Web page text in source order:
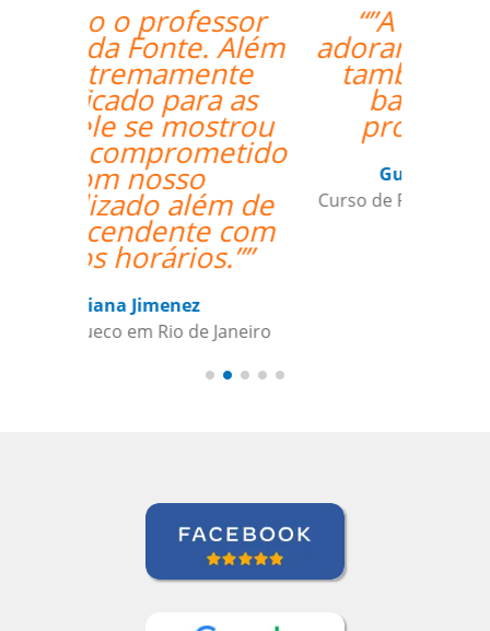
“”A aluna esta
adorando o curso e
também gostou
bastante da
professora.””
Gustavo Chelin
Curso de Português em Jundiaí